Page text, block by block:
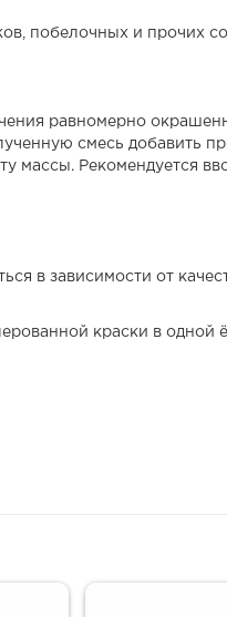
побелочных и прочих
равномерно
смесь добавить
массы. Рекомендуется
в зависимости от
краски в одной